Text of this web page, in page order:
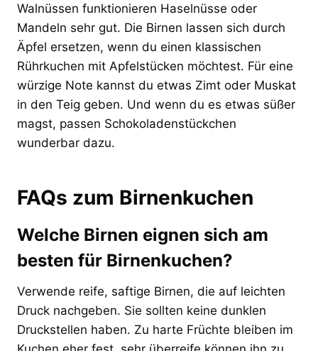
Walnüssen funktionieren Haselnüsse oder
Mandeln sehr gut. Die Birnen lassen sich durch
Äpfel ersetzen, wenn du einen klassischen
Rührkuchen mit Apfelstücken möchtest. Für eine
würzige Note kannst du etwas Zimt oder Muskat
in den Teig geben. Und wenn du es etwas süßer
magst, passen Schokoladenstückchen
wunderbar dazu.
FAQs zum Birnenkuchen
Welche Birnen eignen sich am
besten für Birnenkuchen?
Verwende reife, saftige Birnen, die auf leichten
Druck nachgeben. Sie sollten keine dunklen
Druckstellen haben. Zu harte Früchte bleiben im